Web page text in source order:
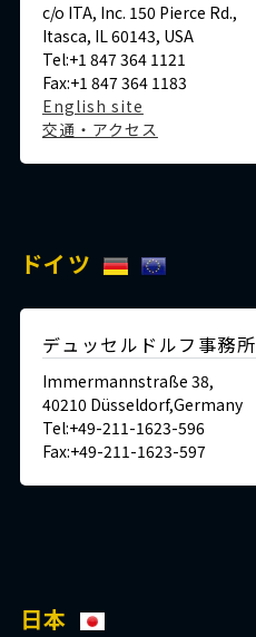
c/o ITA, Inc. 150 Pierce Rd.,
Itasca, IL 60143, USA
Tel:+1 847 364 1121
Fax:+1 847 364 1183
English site
交通・アクセス
ドイツ
デュッセルドルフ事務所
Immermannstraße 38,
40210 Düsseldorf,Germany
Tel:+49-211-1623-596
Fax:+49-211-1623-597
日本